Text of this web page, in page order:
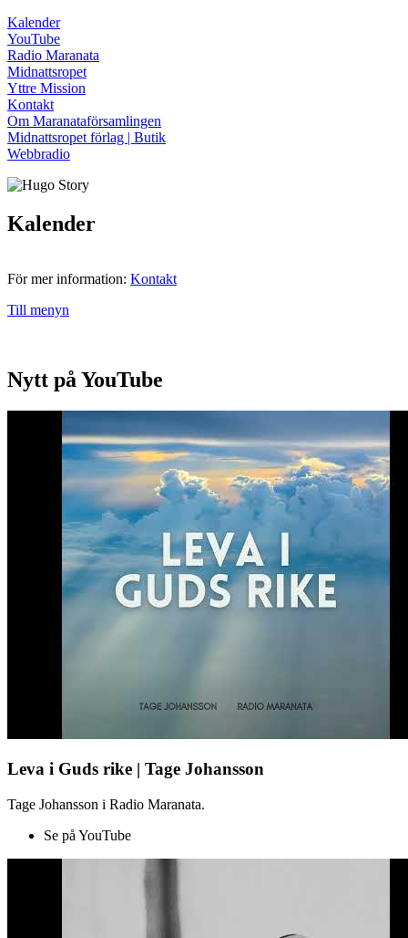
Kalender
YouTube
Radio Maranata
Midnattsropet
Yttre Mission
Kontakt
Om Maranataförsamlingen
Midnattsropet förlag | Butik
Webbradio
Kalender
För mer information: Kontakt
Till menyn
Nytt på YouTube
Leva i Guds rike | Tage Johansson
Tage Johansson i Radio Maranata.
Se på YouTube